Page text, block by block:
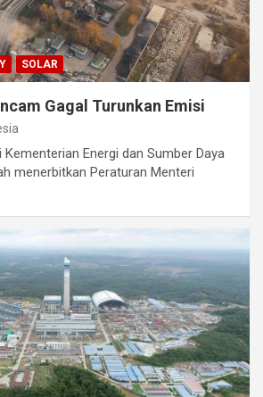
SOLAR
Gagal Turunkan Emisi
Energi dan Sumber Daya
menerbitkan Peraturan Menteri